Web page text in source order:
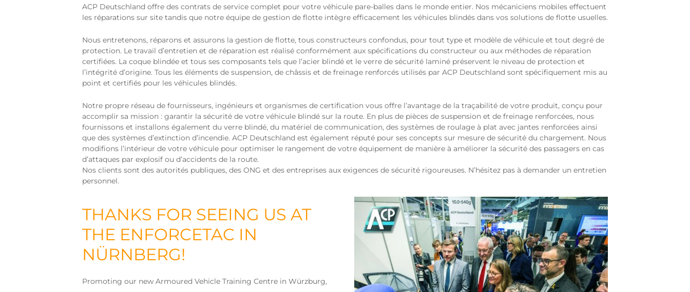
ACP Deutschland offre des contrats de service complet pour votre véhicule pare-balles dans le monde entier. Nos mécaniciens mobiles effectuent
les réparations sur site tandis que notre équipe de gestion de flotte intègre efficacement les véhicules blindés dans vos solutions de flotte usuelles.
Nous entretenons, réparons et assurons la gestion de flotte, tous constructeurs confondus, pour tout type et modèle de véhicule et tout degré de
protection. Le travail d’entretien et de réparation est réalisé conformément aux spécifications du constructeur ou aux méthodes de réparation
certifiées. La coque blindée et tous ses composants tels que l’acier blindé et le verre de sécurité laminé préservent le niveau de protection et
l’intégrité d’origine. Tous les éléments de suspension, de châssis et de freinage renforcés utilisés par ACP Deutschland sont spécifiquement mis au
point et certifiés pour les véhicules blindés.
Notre propre réseau de fournisseurs, ingénieurs et organismes de certification vous offre l’avantage de la traçabilité de votre produit, conçu pour
accomplir sa mission : garantir la sécurité de votre véhicule blindé sur la route. En plus de pièces de suspension et de freinage renforcées, nous
fournissons et installons également du verre blindé, du matériel de communication, des systèmes de roulage à plat avec jantes renforcées ainsi
que des systèmes d’extinction d’incendie. ACP Deutschland est également réputé pour ses concepts sur mesure de sécurité du chargement. Nous
modifions l’intérieur de votre véhicule pour optimiser le rangement de votre équipement de manière à améliorer la sécurité des passagers en cas
d’attaques par explosif ou d’accidents de la route.
Nos clients sont des autorités publiques, des ONG et des entreprises aux exigences de sécurité rigoureuses. N’hésitez pas à demander un entretien
personnel.
THANKS FOR SEEING US AT
THE ENFORCETAC IN
NÜRNBERG!
Promoting our new Armoured Vehicle Training Centre in Würzburg,